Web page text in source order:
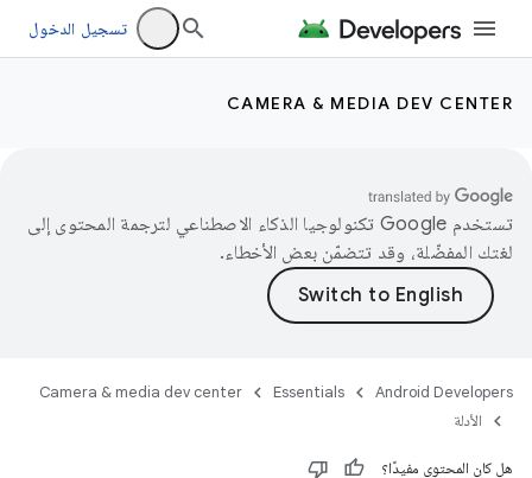
تسجيل الدخول
CAMERA & MEDIA DEV CENTER
تستخدم Google تكنولوجيا الذكاء الاصطناعي لترجمة المحتوى إلى
لغتك المفضّلة، وقد تتضمّن بعض الأخطاء.
Android Developers
Essentials
Camera & media dev center
الأدلة
هل كان المحتوى مفيدًا؟